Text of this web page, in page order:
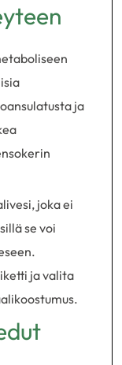
ja
joka ei
se voi
ja valita